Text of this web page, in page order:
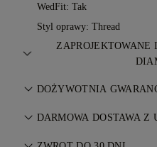
WedFit: Tak
Styl oprawy: Thread
ZAPROJEKTOWANE
Sztuka jubilerska
DOŻYWOTNIA
Każdy zakup w 77
DARMOWA DOSTAWA Z
Wszystkie opłaty